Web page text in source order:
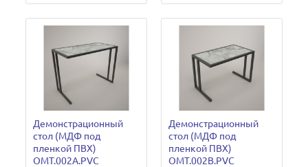
Демонстрационный
стол (МДФ под
пленкой ПВХ)
OMT.002A.PVC
Демонстрационный
стол (МДФ под
пленкой ПВХ)
OMT.002B.PVC